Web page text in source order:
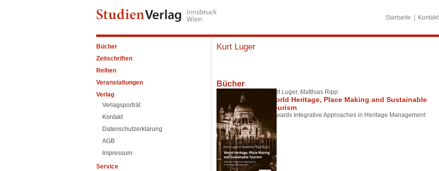
Startseite Kontakt
Bücher
Zeitschriften
Reihen
Veranstaltungen
Verlag
Verlagsporträt
Kontakt
Datenschutzerklärung
AGB
Impressum
Service
Kurt Luger
Bücher
Kurt Luger, Matthias Ripp:
World Heritage, Place Making and Sustainable
Tourism
Towards Integrative Approaches in Heritage Management